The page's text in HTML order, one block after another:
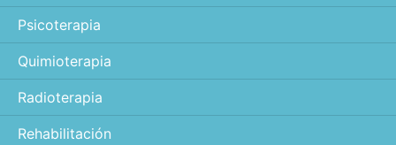
Psicoterapia
Quimioterapia
Radioterapia
Rehabilitación